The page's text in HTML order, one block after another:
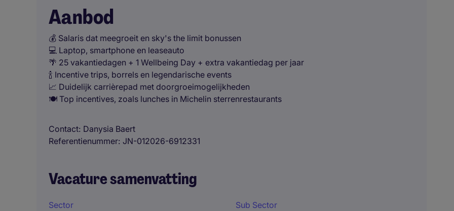
Aanbod
💰 Salaris dat meegroeit en sky's the limit bonussen
💻 Laptop, smartphone en leaseauto
🌴 25 vakantiedagen + 1 Wellbeing Day + extra vakantiedag per jaar
🍾 Incentive trips, borrels en legendarische events
📈 Duidelijk carrièrepad met doorgroeimogelijkheden
🍽️ Top incentives, zoals lunches in Michelin sterrenrestaurants
Contact Danysia Baert
Referentienummer JN-012026-6912331
Vacature samenvatting
Sector
Sub Sector